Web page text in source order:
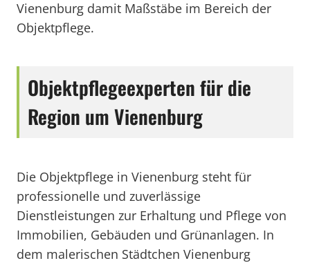
Vienenburg damit Maßstäbe im Bereich der
Objektpflege.
Objektpflegeexperten für die
Region um Vienenburg
Die Objektpflege in Vienenburg steht für
professionelle und zuverlässige
Dienstleistungen zur Erhaltung und Pflege von
Immobilien, Gebäuden und Grünanlagen. In
dem malerischen Städtchen Vienenburg